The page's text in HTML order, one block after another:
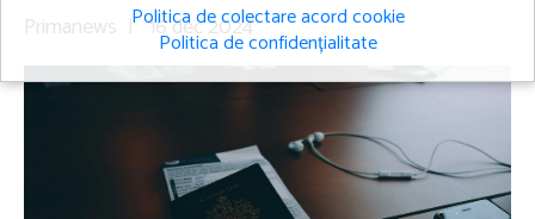
Primanews | 16 dec 2024
Politica de colectare acord cookie
Politica de confidențialitate